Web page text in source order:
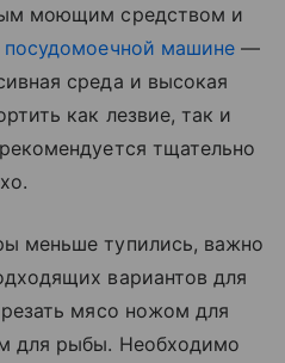
моющим средством и
посудомоечной машине —
среда и высокая
как лезвие, так и
тщательно
меньше тупились, важно
вариантов для
мясо ножом для
для рыбы. Необходимо